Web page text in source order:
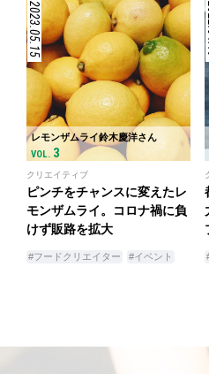
2023.05.15
レモンザムライ鈴木慶洋さん
VOL. 3
クリエイティブ
ピンチをチャンスに変えたレ
モンザムライ。コロナ禍に負
けず販路を拡大
#フードクリエイター #イベント